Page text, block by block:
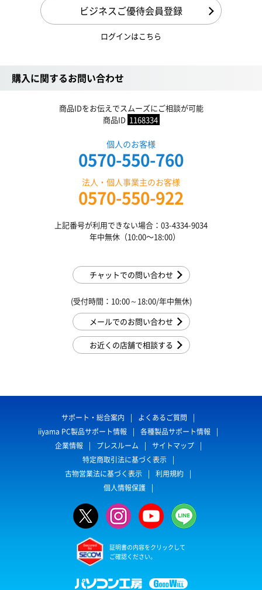
ビジネスご優待会員登録
ログインはこちら
購入に関するお問い合わせ
商品IDをお伝えでスムーズにご相談が可能
商品ID 1168334
個人のお客様
0570-550-760
法人・個人事業主のお客様
0570-550-922
上記番号が利用できない場合：03-4334-9034
年中無休（10:00〜18:00）
チャットでの問い合わせ
(受付時間：10:00～18:00/年中無休)
メールでのお問い合わせ
お近くの店舗で相談する
サポート・総合案内
よくあるご質問
iiyama PC製品サポート情報
各種製品サポート情報
企業情報
プレスルーム
サイトマップ
特定商取引法に基づく表示
古物営業法に基づく表示
利用規約
個人情報保護
証明書の内容をクリックして
ご確認ください。